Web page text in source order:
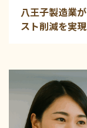
八王子製造業
スト削減を実